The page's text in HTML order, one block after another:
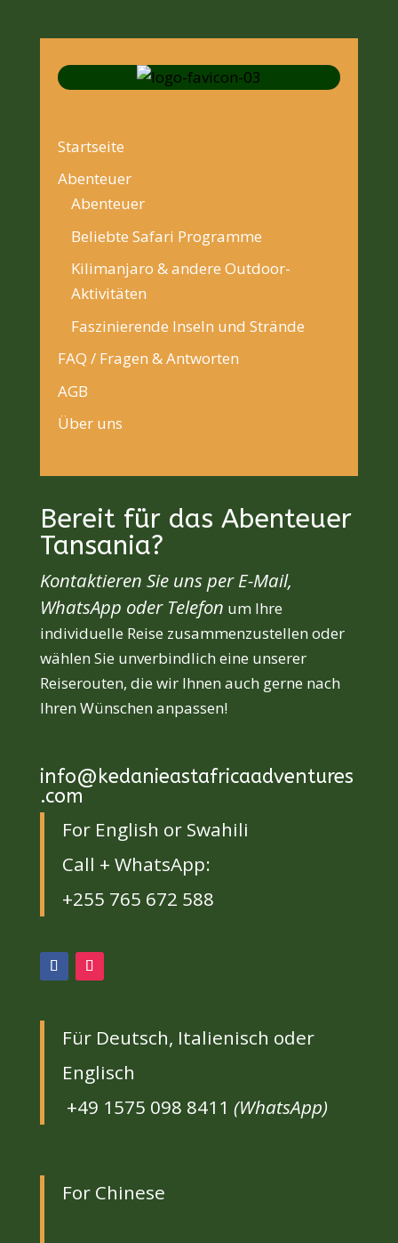
Startseite
Abenteuer
Abenteuer
Beliebte Safari Programme
Kilimanjaro & andere Outdoor-
Aktivitäten
Faszinierende Inseln und Strände
FAQ / Fragen & Antworten
AGB
Über uns
Bereit für das Abenteuer
Tansania?
Kontaktieren Sie uns per E-Mail,
WhatsApp oder Telefon um Ihre
individuelle Reise zusammenzustellen oder
wählen Sie unverbindlich eine unserer
Reiserouten, die wir Ihnen auch gerne nach
Ihren Wünschen anpassen!
info@kedanieastafricaadventures
.com
For English or Swahili
Call + WhatsApp:
+255 765 672 588
Für Deutsch, Italienisch oder
Englisch
+49 1575 098 8411 (WhatsApp)
For Chinese